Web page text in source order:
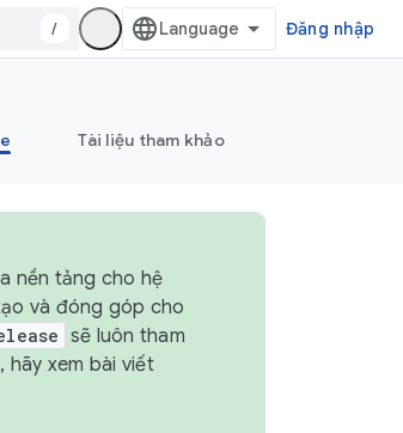
/ Đăng nhập
Tài liệu tham khảo
nền tảng cho hệ
và đóng góp cho
sẽ luôn tham
hãy xem bài viết